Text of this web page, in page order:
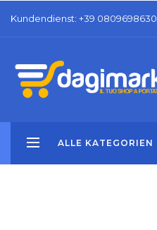
Kundendienst: +39 0809698630
ALLE KATEGORIEN